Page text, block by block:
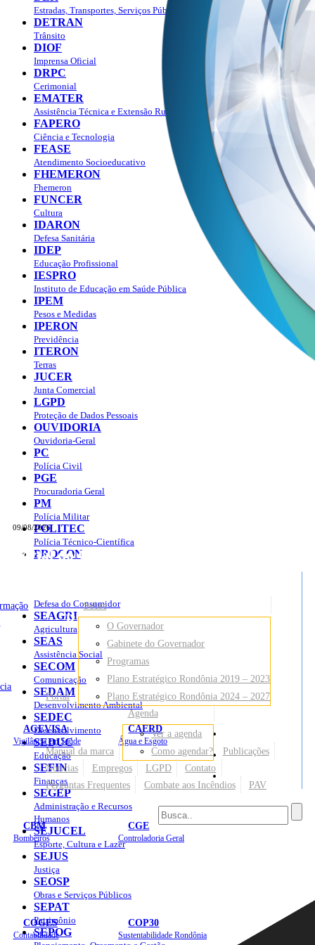
09/08/2026
Portal do Governo do
Rondônia
AGEVISA
Vigilância em Saúde
CAERD
Água e Esgoto
CBM
Bombeiros
CGE
Controladoria Geral
COGES
Contabilidade
COP30
Sustentabilidade Rondônia
Sites
Portal
Sobre
O Governador
Gabinete do Governador
Programas
Plano Estratégico Rondônia 2019 – 2023
Plano Estratégico Rondônia 2024 – 2027
Manual da marca
Agenda
Ver a agenda
Como agendar?
Publicações
Notícias
Empregos LGPD
Contato
Perguntas Frequentes
Combate aos Incêndios PAV
Estradas, Transportes, Serviços Públicos
DETRAN
Trânsito
DIOF
Imprensa Oficial
DRPC
Cerimonial
EMATER
Assistência Técnica e Extensão Rural
FAPERO
Ciência e Tecnologia
FEASE
Atendimento Socioeducativo
FHEMERON
Fhemeron
FUNCER
Cultura
IDARON
Defesa Sanitária
IDEP
Educação Profissional
IESPRO
Instituto de Educação em Saúde Pública
IPEM
Pesos e Medidas
IPERON
Previdência
ITERON
Terras
JUCER
Junta Comercial
LGPD
Proteção de Dados Pessoais
OUVIDORIA
Ouvidoria-Geral
PC
Polícia Civil
PGE
Procuradoria Geral
PM
Polícia Militar
POLITEC
Polícia Técnico-Científica
PROCON
Defesa do Consumidor
SEAGRI
Agricultura
SEAS
Assistência Social
SECOM
Comunicação
SEDAM
Desenvolvimento Ambiental
SEDEC
Desenvolvimento
SEDUC
Educação
SEFIN
Finanças
SEGEP
Administração e Recursos
Humanos
SEJUCEL
Esporte, Cultura e Lazer
SEJUS
Justiça
SEOSP
Obras e Serviços Públicos
SEPAT
Patrimônio
SEPOG